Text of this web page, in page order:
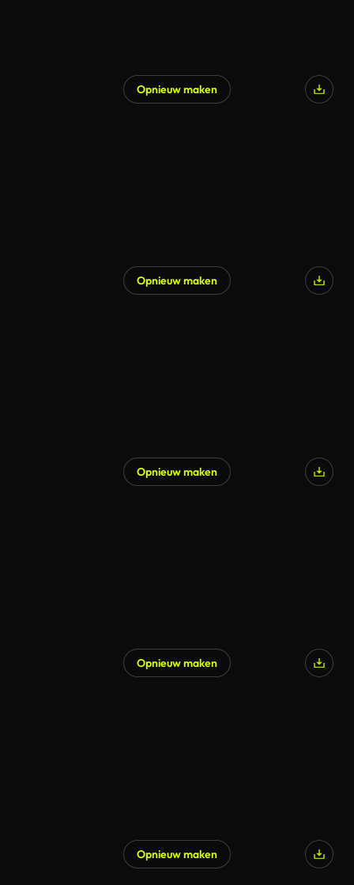
Opnieuw maken
Opnieuw maken
Opnieuw maken
Opnieuw maken
Opnieuw maken